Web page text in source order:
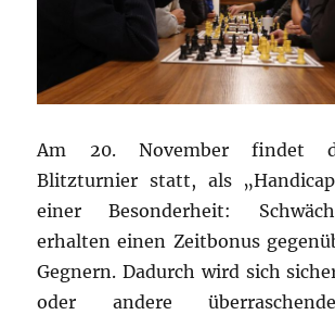
Am 20. November findet
Blitzturnier statt, als
einer Besonderheit:
erhalten einen Zeitbonus
Gegnern. Dadurch wird sich
oder andere